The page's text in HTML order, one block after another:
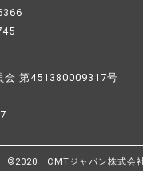
会 第451380009317号
©2020 CMTジャパン株式会